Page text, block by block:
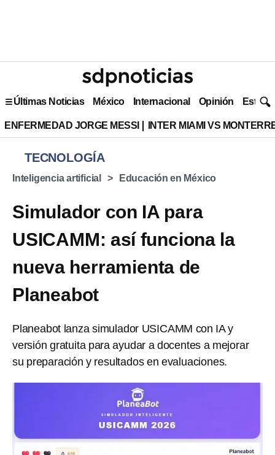
Últimas Noticias México Internacional Opinión Estilo
ENFERMEDAD JORGE MESSI INTER MIAMI VS
TECNOLOGÍA
Inteligencia artificial Educación en México
Simulador con IA para
USICAMM: así funciona la
nueva herramienta de
Planeabot
Planeabot lanza simulador USICAMM con IA y
versión gratuita para ayudar a docentes a mejorar
su preparación y resultados en evaluaciones.